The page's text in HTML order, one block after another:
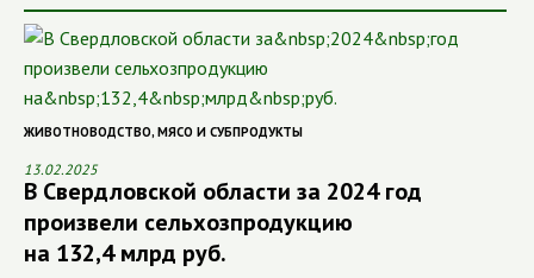
ЖИВОТНОВОДСТВО, МЯСО И СУБПРОДУКТЫ
13.02.2025
В Свердловской области за 2024 год
произвели сельхозпродукцию
на 132,4 млрд руб.